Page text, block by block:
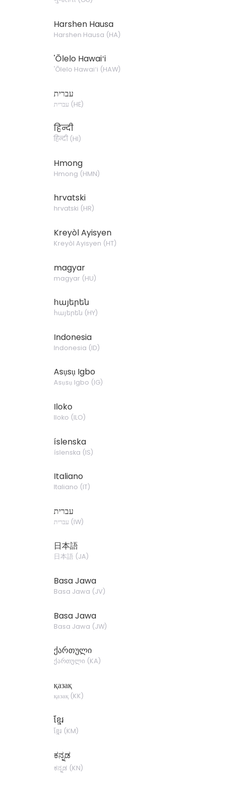
Harshen Hausa
Harshen Hausa (HA)
'Ōlelo Hawaiʻi
'Ōlelo Hawaiʻi (HAW)
עברית
עברית(HE)
हिन्दी
हिन्दी(HI)
Hmong
Hmong (HMN)
hrvatski
hrvatski (HR)
Kreyòl Ayisyen
Kreyòl Ayisyen (HT)
magyar
magyar (HU)
հայերեն
հայերեն (HY)
Indonesia
Indonesia (ID)
Asụsụ Igbo
Asụsụ Igbo (IG)
Iloko
Iloko (ILO)
íslenska
íslenska (IS)
Italiano
Italiano (IT)
עברית
עברית(IW)
日本語
日本語(JA)
Basa Jawa
Basa Jawa (JV)
Basa Jawa
Basa Jawa (JW)
ქართული
ქართული (KA)
қазақ
қазақ(KK)
ខ្មែរ
ខ្មែរ (KM)
ಕನ್ನಡ
ಕನ್ನಡ (KN)